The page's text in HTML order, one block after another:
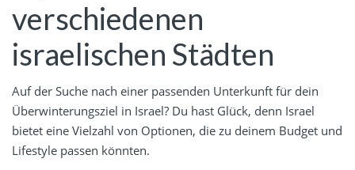
verschiedenen
israelischen Städten
Auf der Suche nach einer passenden Unterkunft für dein
Überwinterungsziel in Israel? Du hast Glück, denn Israel
bietet eine Vielzahl von Optionen, die zu deinem Budget und
Lifestyle passen könnten.